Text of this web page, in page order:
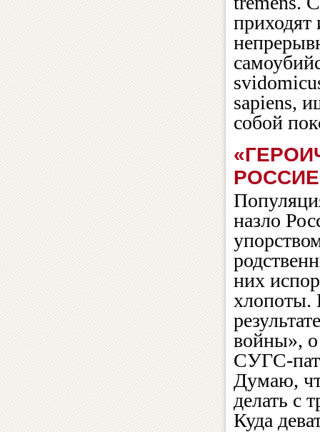
приходят
sapiens,
собой
назло
них
хлопоты.
войны», о
СУГС-
Думаю,
делать с
Куда